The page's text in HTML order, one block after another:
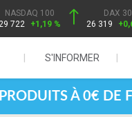
NASDAQ 100
29 722
+1,19 %
DAX 30
26 319
S'INFORMER
À 0€ DE